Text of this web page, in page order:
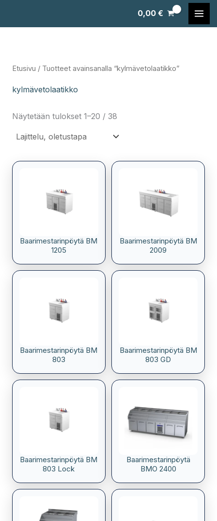
0,00€
Etusivu / Tuotteet avainsanalla “kylmävetolaatikko”
kylmävetolaatikko
Näytetään tulokset 1–20 / 38
Baarimestarinpöytä BM
1205
Baarimestarinpöytä BM
2009
Baarimestarinpöytä BM
803
Baarimestarinpöytä BM
803 GD
Baarimestarinpöytä BM
803 Lock
Baarimestarinpöytä
BMO 2400